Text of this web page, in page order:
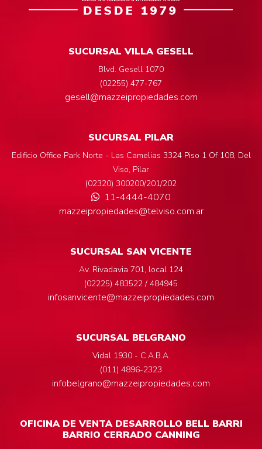
SUCURSAL VILLA GESELL
Blvd. Gesell 1070
(02255) 477-767
gesell@mazzeipropiedades.com
SUCURSAL PILAR
Edificio Office Park Norte - Las Camelias 3324 Piso 1 Of 108, Del
Viso, Pilar
(02320) 300200/201/202
11-4444-4070
mazzeipropiedades@telviso.com.ar
SUCURSAL SAN VICENTE
Av. Rivadavia 701, local 124
(02225) 483522 / 484945
infosanvicente@mazzeipropiedades.com
SUCURSAL BELGRANO
Vidal 1930 - C.A.B.A.
(011) 4896-2323
infobelgrano@mazzeipropiedades.com
OFICINA DE VENTA DESARROLLO BELL BARRI
BARRIO CERRADO CANNING